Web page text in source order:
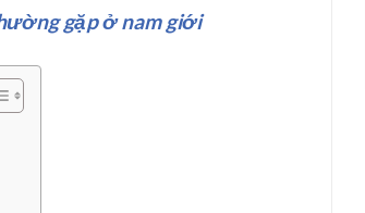
gặp ở nam giới